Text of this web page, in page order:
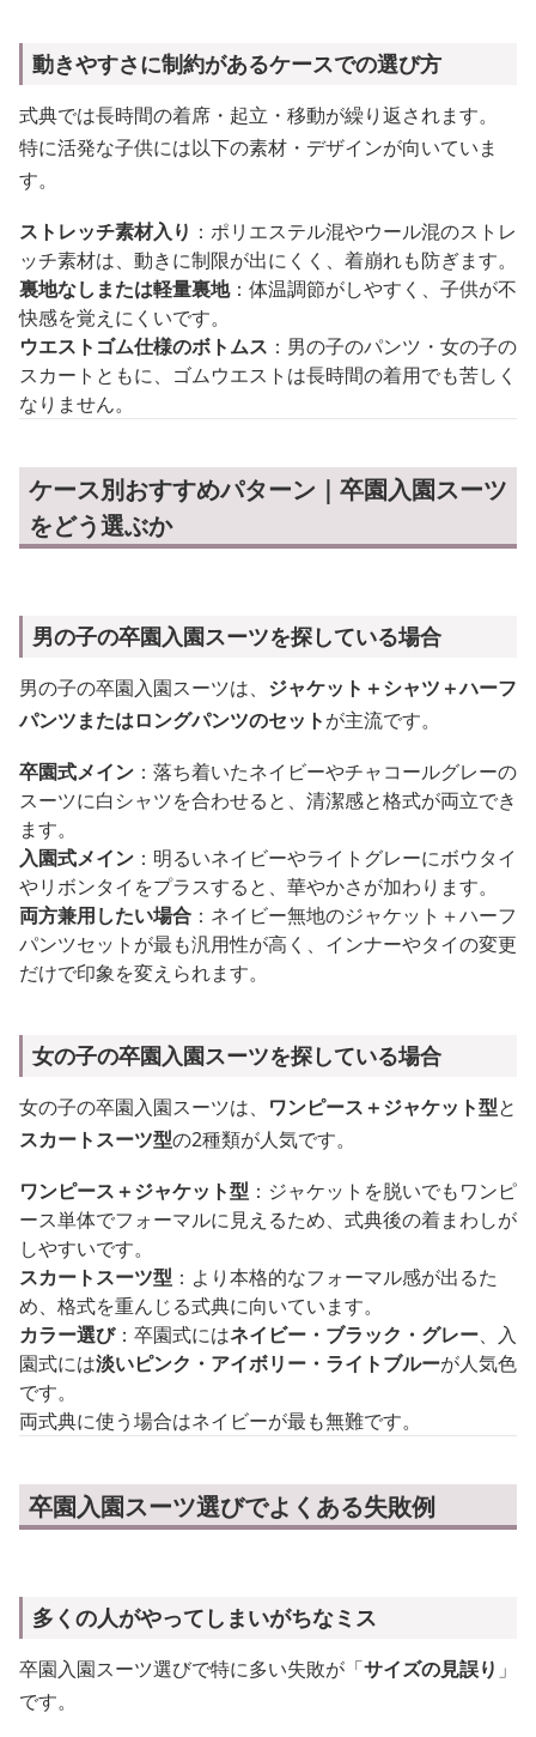
動きやすさに制約があるケースでの選び方
式典では長時間の着席・起立・移動が繰り返されます。
特に活発な子供には以下の素材・デザインが向いていま
す。
ストレッチ素材入り ：ポリエステル混やウール混のストレ
ッチ素材は、動きに制限が出にくく、着崩れも防ぎます。
裏地なしまたは軽量裏地：体温調節がしやすく、子供が不
快感を覚えにくいです。
ウエストゴム仕様のボトムス ：男の子のパンツ・女の子の
スカートともに、ゴムウエストは長時間の着用でも苦しく
なりません。
ケース別おすすめパターン｜卒園入園スーツ
をどう選ぶか
男の子の卒園入園スーツを探している場合
男の子の卒園入園スーツは、 ジャケット＋シャツ＋ハーフ
パンツまたはロングパンツのセットが主流です。
卒園式メイン ：落ち着いたネイビーやチャコールグレーの
スーツに白シャツを合わせると、清潔感と格式が両立でき
ます。
入園式メイン ：明るいネイビーやライトグレーにボウタイ
やリボンタイをプラスすると、華やかさが加わります。
両方兼用したい場合 ：ネイビー無地のジャケット＋ハーフ
パンツセットが最も汎用性が高く、インナーやタイの変更
だけで印象を変えられます。
女の子の卒園入園スーツを探している場合
女の子の卒園入園スーツは、 ワンピース＋ジャケット型と
スカートスーツ型の2種類が人気です。
ワンピース＋ジャケット型 ：ジャケットを脱いでもワンピ
ース単体でフォーマルに見えるため、式典後の着まわしが
しやすいです。
スカートスーツ型 ：より本格的なフォーマル感が出るた
め、格式を重んじる式典に向いています。
カラー選び：卒園式にはネイビー・ブラック・グレー、入
園式には淡いピンク・アイボリー・ライトブルーが人気色
です。
両式典に使う場合はネイビーが最も無難です。
卒園入園スーツ選びでよくある失敗例
多くの人がやってしまいがちなミス
卒園入園スーツ選びで特に多い失敗が「サイズの見誤り 」
です。